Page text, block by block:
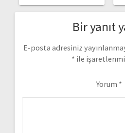
Bir yanıt
E-posta adresiniz
* ile
Yorum *